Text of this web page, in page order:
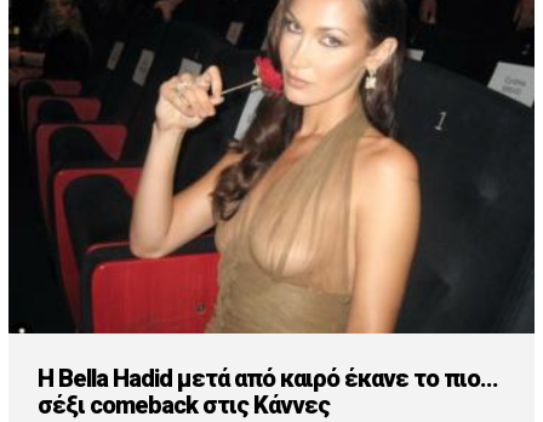
ΣΥΝΔΕΣΜΟΙ
Tv
Style
H Bella Hadid μετά από καιρό έκανε το πιο...
σέξι comeback στις Κάννες